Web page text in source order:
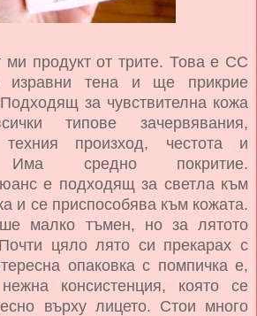
продукт от трите. Това е СС
изравни тена и ще прикрие
за чувствителна кожа
типове зачервявания,
произход, честота и
Има средно покритие.
е подходящ за светла към
и се приспособява към кожата.
малко тъмен, но за лятото
цяло лято си прекарах с
опаковка с помпичка е,
консистенция, която се
върху лицето. Стои много